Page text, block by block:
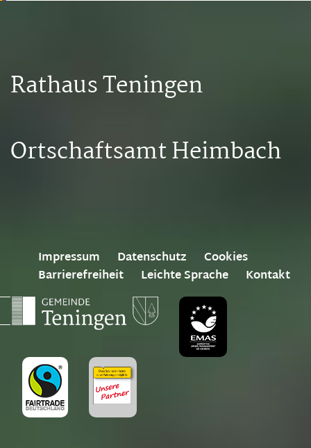
Rathaus Teningen
Ortschaftsamt Heimbach
Impressum Datenschutz
Cookies
Barrierefreiheit
Leichte Sprache Kontakt